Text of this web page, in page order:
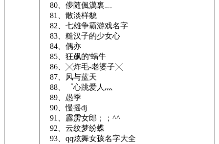
80、儚随偑澫裏﹏
81、散淡样貌
82、七雄争霸游戏名字
83、糙汉子的少女心
84、偶亦
85、狂飙的'蜗牛
86、╳炸毛-老婆子╳
87、风与蓝天
88、゜心跳爱人灬
89、愚季
90、慢摇dj
91、霹雳女郎；；^^
92、云纹梦纷蝶
93、qq炫舞女孩名字大全